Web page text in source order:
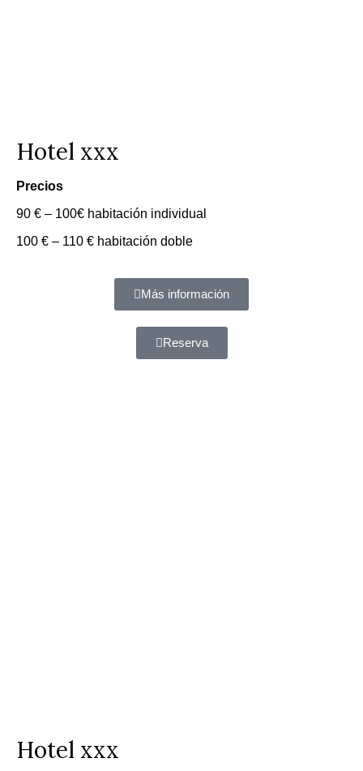
Hotel xxx
Precios
90 € – 100€ habitación individual
100 € – 110 € habitación doble
Más información
Reserva
Hotel xxx